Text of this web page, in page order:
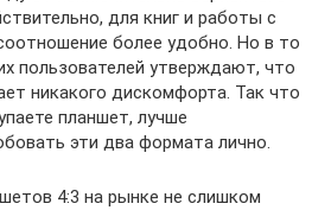
для книг и работы с
более удобно. Но в то
пользователей утверждают, что
никакого дискомфорта. Так что
планшет, лучше
эти два формата лично.
4:3 на рынке не слишком